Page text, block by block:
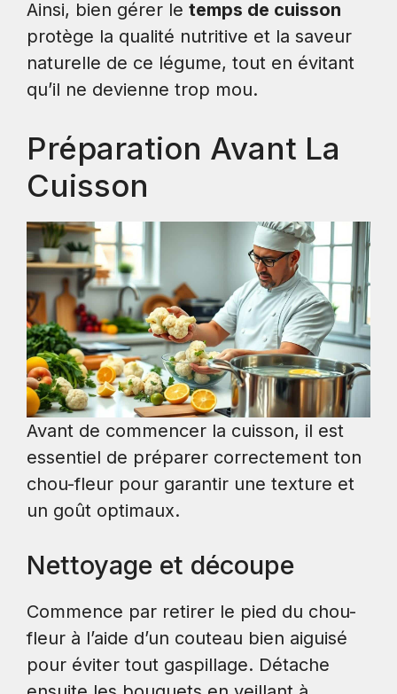
Ainsi, bien gérer le temps de cuisson
protège la qualité nutritive et la saveur
naturelle de ce légume, tout en évitant
qu’il ne devienne trop mou.
Préparation Avant La
Cuisson
Avant de commencer la cuisson, il est
essentiel de préparer correctement ton
chou-fleur pour garantir une texture et
un goût optimaux.
Nettoyage et découpe
Commence par retirer le pied du chou-
fleur à l’aide d’un couteau bien aiguisé
pour éviter tout gaspillage. Détache